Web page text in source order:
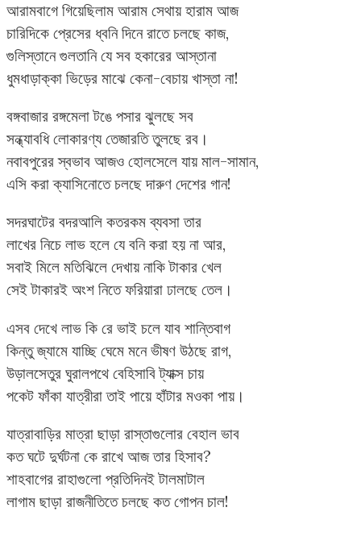
আরামবাগে গিয়েছিলাম আরাম সেথায় হারাম আজ
চারিদিকে প্রেসের ধ্বনি দিনে রাতে চলছে কাজ,
গুলিস্তানে গুলতানি যে সব হকারের আস্তানা
ধুমধাড়াক্কা ভিড়ের মাঝে কেনা-বেচায় খাস্তা না!
বঙ্গবাজার রঙ্গমেলা টঙে পসার ঝুলছে সব
সন্ধ্যাবধি লোকারণ্য তেজারতি তুলছে রব।
নবাবপুরের স্বভাব আজও হোলসেলে যায় মাল-সামান,
এসি করা ক্যাসিনোতে চলছে দারুণ দেশের গান!
সদরঘাটের বদরআলি কতরকম ব্যবসা তার
লাখের নিচে লাভ হলে যে বনি করা হয় না আর,
সবাই মিলে মতিঝিলে দেখায় নাকি টাকার খেল
সেই টাকারই অংশ নিতে ফরিয়ারা ঢালছে তেল।
এসব দেখে লাভ কি রে ভাই চলে যাব শান্তিবাগ
কিন্তু জ্যামে যাচ্ছি ঘেমে মনে ভীষণ উঠছে রাগ,
উড়ালসেতুর ঘুরালপথে বেহিসাবি ট্যাক্স চায়
পকেট ফাঁকা যাত্রীরা তাই পায়ে হাঁটার মওকা পায়।
যাত্রাবাড়ির মাত্রা ছাড়া রাস্তাগুলোর বেহাল ভাব
কত ঘটে দুর্ঘটনা কে রাখে আজ তার হিসাব?
শাহবাগের রাহাগুলো প্রতিদিনই টালমাটাল
লাগাম ছাড়া রাজনীতিতে চলছে কত গোপন চাল!